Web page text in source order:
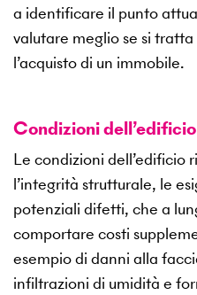
a identificare il punto
valutare meglio se si
l’acquisto di un immobile.
Condizioni
Le condizioni dell’edificio
l’integrità strutturale, le
potenziali difetti, che a
comportare costi
esempio di danni alla
infiltrazioni di umidità e